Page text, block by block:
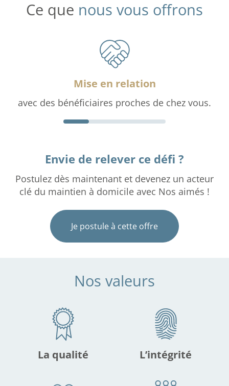
Ce que nous vous offrons
Mise en relation
avec des bénéficiaires proches de chez vous.
Envie de relever ce défi ?
Postulez dès maintenant et devenez un acteur
clé du maintien à domicile avec Nos aimés !
Je postule à cette offre
Nos valeurs
La qualité L’intégrité